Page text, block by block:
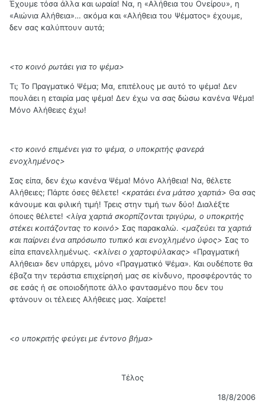
Έχουμε τόσα άλλα και ωραία! Να, η «Αλήθεια του Ονείρου», η
«Αιώνια Αλήθεια»… ακόμα και «Αλήθεια του Ψέματος» έχουμε,
δεν σας καλύπτουν αυτά;
<το κοινό ρωτάει για το ψέμα>
Τι; Το Πραγματικό Ψέμα; Μα, επιτέλους με αυτό το ψέμα! Δεν
πουλάει η εταιρία μας ψέμα! Δεν έχω να σας δώσω κανένα Ψέμα!
Μόνο Αλήθειες έχω!
<το κοινό επιμένει για το ψέμα, ο υποκριτής φανερά
ενοχλημένος>
Σας είπα, δεν έχω κανένα Ψέμα! Μόνο Αλήθεια! Να, θέλετε
Αλήθειες; Πάρτε όσες θέλετε! <κρατάει ένα μάτσο χαρτιά> Θα σας
κάνουμε και φιλική τιμή! Τρεις στην τιμή των δύο! Διαλέξτε
όποιες θέλετε! <λίγα χαρτιά σκορπίζονται τριγύρω, ο υποκριτής
στέκει κοιτάζοντας το κοινό> Σας παρακαλώ. <μαζεύει τα χαρτιά
και παίρνει ένα απρόσωπο τυπικό και ενοχλημένο ύφος> Σας το
είπα επανελλημένως. <κλίνει ο χαρτοφύλακας> «Πραγματική
Αλήθεια» δεν υπάρχει, μόνο «Πραγματικό Ψέμα». Και ουδέποτε θα
έβαζα την τεράστια επιχείρησή μας σε κίνδυνο, προσφέροντάς το
σε εσάς ή σε οποιοδήποτε άλλο φαντασμένο που δεν του
φτάνουν οι τέλειες Αλήθειες μας. Χαίρετε!
<ο υποκριτής φεύγει με έντονο βήμα>
Τέλος
18/8/2006